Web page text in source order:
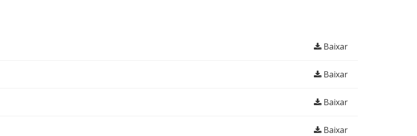
Baixar
Baixar
Baixar
Baixar